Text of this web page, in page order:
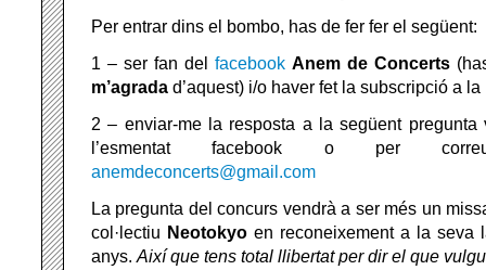
Per entrar dins el bombo, has de fer fer el següent:
1 – ser fan del facebook Anem de Concerts
m’agrada d’aquest) i/o haver fet la subscripció a la
2 – enviar-me la resposta a la següent pregunta
l’esmentat facebook o per
anemdeconcerts@gmail.com
La pregunta del concurs vendrà a ser més un
col·lectiu Neotokyo en reconeixement a la seva
anys. Així que tens total llibertat per dir el que